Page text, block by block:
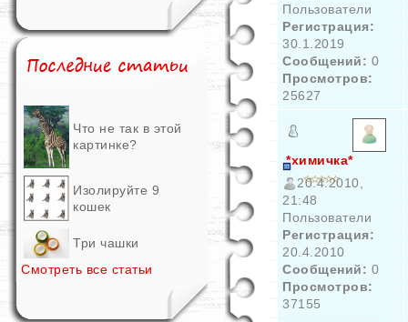
Что не так в этой
картинке?
Изолируйте 9
кошек
Три чашки
Смотреть все статьи
Пользователи
Регистрация:
30.1.2019
Сообщений: 0
Просмотров:
25627
*химичка*
20.4.2010,
21:48
Пользователи
Регистрация:
20.4.2010
Сообщений: 0
Просмотров:
37155